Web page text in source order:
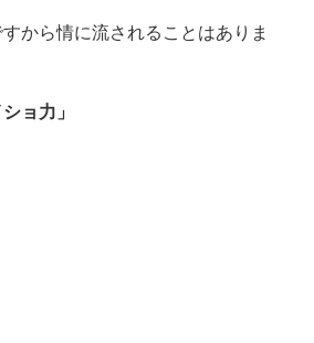
から情に流されることはありま
ョ力」